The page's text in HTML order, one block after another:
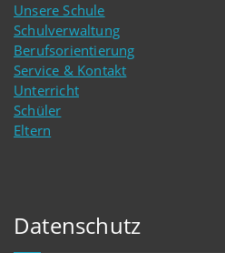
Unsere Schule
Schulverwaltung
Berufsorientierung
Service & Kontakt
Unterricht
Schüler
Eltern
Datenschutz